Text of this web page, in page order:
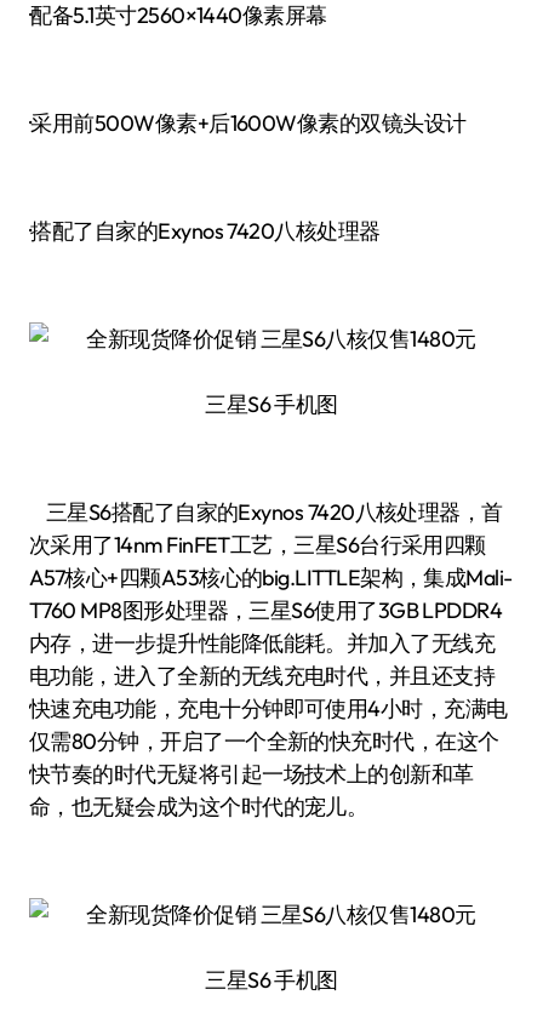
·配备5.1英寸2560×1440像素屏幕
·采用前500W像素+后1600W像素的双镜头设计
·搭配了自家的Exynos 7420八核处理器
三星S6 手机图
三星S6搭配了自家的Exynos 7420八核处理器，首
次采用了14nm FinFET工艺，三星S6台行采用四颗
A57核心+四颗A53核心的big.LITTLE架构，集成Mali-
T760 MP8图形处理器，三星S6使用了3GB LPDDR4
内存，进一步提升性能降低能耗。并加入了无线充
电功能，进入了全新的无线充电时代，并且还支持
快速充电功能，充电十分钟即可使用4小时，充满电
仅需80分钟，开启了一个全新的快充时代，在这个
快节奏的时代无疑将引起一场技术上的创新和革
命，也无疑会成为这个时代的宠儿。
三星S6 手机图